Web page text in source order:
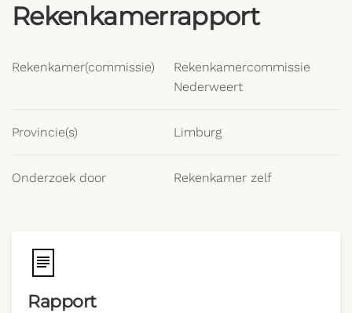
Rekenkamerrapport
Rekenkamer(commissie)
Rekenkamercommissie
Nederweert
Provincie(s) Limburg
Onderzoek door Rekenkamer zelf
Rapport